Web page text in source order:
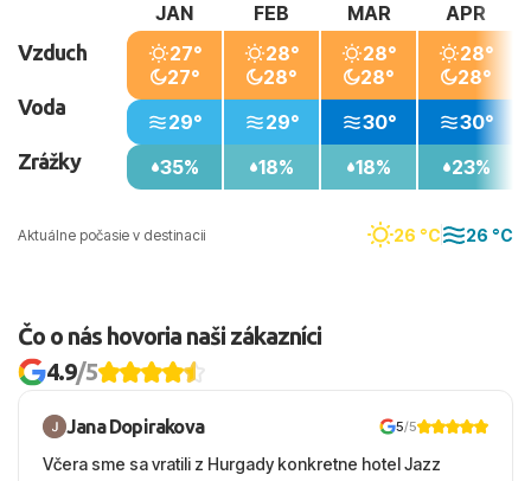
Aktuálne počasie v destinacii 26 °C 26 °C
Vzduch
Voda
Zrážky
JAN
27°
27°
29°
35%
FEB
28°
28°
29°
18%
MAR
28°
28°
30°
18%
APR
28°
28°
30°
23%
Čo o nás hovoria naši zákazníci
4.9/5
Jana Dopirakova 5/5
Včera sme sa vratili z Hurgady konkretne hotel Jazz